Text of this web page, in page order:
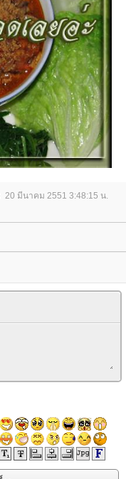
20 มีนาคม 2551 3:48:15 น.